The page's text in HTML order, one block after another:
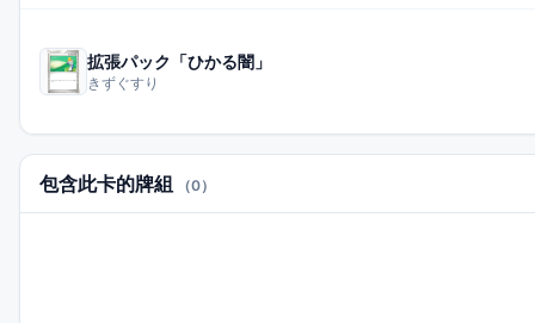
拡張パック「ひかる闇」
きずぐすり
包含此卡的牌組 （0）